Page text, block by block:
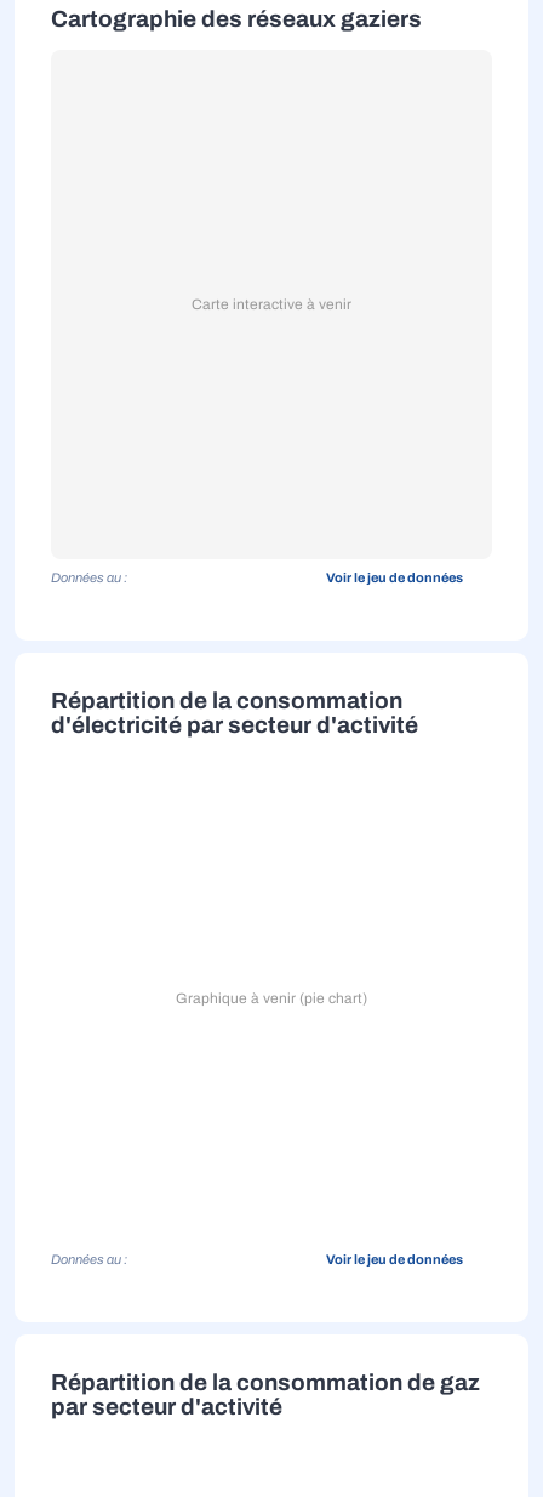
Cartographie des réseaux gaziers
Carte interactive à venir
Données au : Voir le jeu de données
Répartition de la consommation
d'électricité par secteur d'activité
Graphique à venir (pie chart)
Données au : Voir le jeu de données
Répartition de la consommation de gaz
par secteur d'activité